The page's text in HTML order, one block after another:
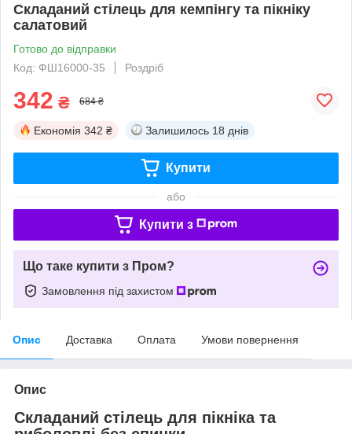
Складаний стілець для кемпінгу та пікніку
салатовий
Готово до відправки
Код: ФШ16000-35
Роздріб
342 ₴ 684 ₴
Економія 342 ₴ Залишилось 18 днів
Купити
або
Купити з
Що таке купити з Пром?
Замовлення під захистом
Опис Доставка Оплата Умови повернення
Опис
Складаний стілець для пікніка та